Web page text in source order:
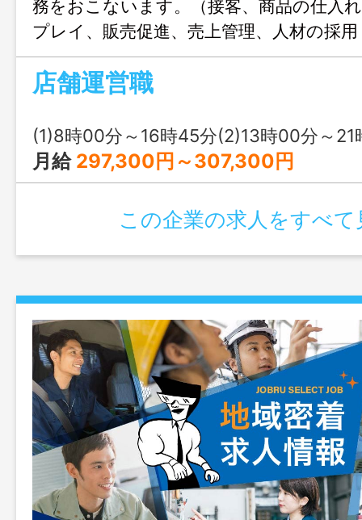
務をおこないます。（接客、商品の仕入
プレイ、販売促進、売上管理、人材の採
務） 【変更範囲：なし】
店舗運営職
(1)8時00分～16時45分(2)13時00分～21時45分又は 0時 00分 ～
月給 297,300円～307,300円
この企業の求人をすべて